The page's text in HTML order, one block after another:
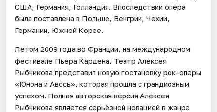
США, Германия, Голландия. Впоследствии опера
была поставлена в Польше, Венгрии, Чехии,
Германии, Южной Корее.
Летом 2009 года во Франции, на международном
фестивале Пьера Кардена, Театр Алексея
Рыбникова представил новую постановку рок-оперы
«Юнона и Авось», которая прошла с грандиозным
успехом. Полная авторская версия Алексея
Рыбникова является серьёзной новацией в жанре